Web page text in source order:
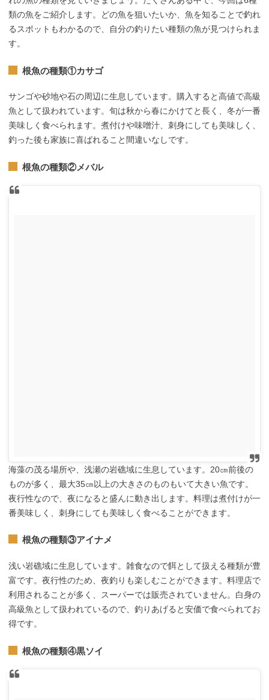
類の魚をご紹介します。どの魚を狙いたいか、魚を知ることで釣れ
るスポットもわかるので、自分の釣りたい種類の魚が見つけられま
す。
根魚の種類①カサゴ
サンゴや砂地や石の周辺に生息しています。購入すると高値で高級
魚として扱われています。旬は秋から春にかけてと長く、冬が一番
美味しく食べられます。煮付けや味噌汁、刺身にしても美味しく、
釣った後も家族に喜ばれること間違いなしです。
根魚の種類②メバル
海藻の茂る場所や、浅瀬の岩礁域に生息しています。20㎝前後の
ものが多く、最大35㎝以上の大きさのものもいて大きい魚です。
夜行性なので、夜になると盛んに動き出します。料理は煮付けが一
番美味しく、刺身にしても美味しく食べることができます。
根魚の種類③アイナメ
浅い岩礁域に生息しています。雑食なので餌として扱える種類が豊
富です。夜行性のため、夜釣りも楽しむことができます。料理店で
利用されることが多く、スーパーでは販売されていません。白身の
高級魚として扱われているので、釣りあげると安価で食べられてお
得です。
根魚の種類④黒ソイ